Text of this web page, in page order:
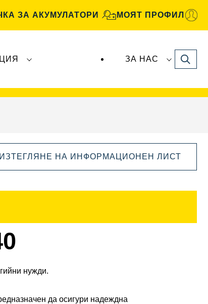
ЗА АКУМУЛАТОРИ МОЯТ ПРОФИЛ
ЗА НАС Search
ИЗТЕГЛЯНЕ НА ИНФОРМАЦИОНЕН ЛИСТ
нужди.
да осигури надеждна